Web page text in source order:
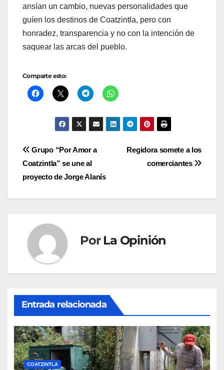
ansían un cambio, nuevas personalidades que
guíen los destinos de Coatzintla, pero con
honradez, transparencia y no con la intención de
saquear las arcas del pueblo.
Comparte esto:
Navegación
de
entradas
Regidora somete a los
comerciantes
Grupo “Por Amor a
Coatzintla” se une al
proyecto de Jorge Alanís
Por La Opinión
Entrada relacionada
COATZINTLA